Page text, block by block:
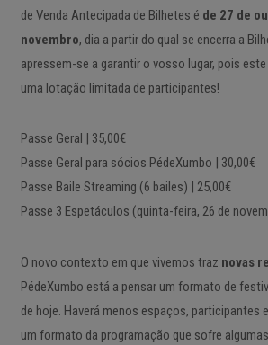
de Venda Antecipada de Bilhetes é de 27 de
novembro, dia a partir do qual se encerra a
apressem-se a garantir o vosso lugar, pois
uma lotação limitada de participantes!
Passe Geral | 35,00€
Passe Geral para sócios PédeXumbo | 30,00€
Passe Baile Streaming (6 bailes) | 25,00€
Passe 3 Espetáculos (quinta-feira, 26 de
O novo contexto em que vivemos traz novas
PédeXumbo está a pensar um formato de
de hoje. Haverá menos espaços, participantes
um formato da programação que sofre